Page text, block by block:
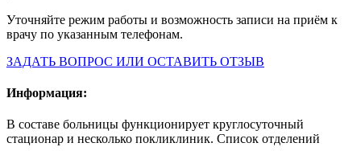
Уточняйте режим работы и возможность записи на приём к
врачу по указанным телефонам.
ЗАДАТЬ ВОПРОС ИЛИ ОСТАВИТЬ ОТЗЫВ
Информация:
В составе больницы функционирует круглосуточный
стационар и несколько покликлиник. Список отделений